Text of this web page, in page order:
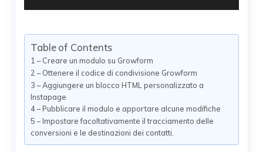
Table of Contents
1 – Creare un modulo su Growform
2 – Ottenere il codice di condivisione Growform
3 – Aggiungere un blocco HTML personalizzato a
Instapage
4 – Pubblicare il modulo e apportare alcune modifiche
5 – Impostare facoltativamente il tracciamento delle
conversioni e le destinazioni dei contatti.